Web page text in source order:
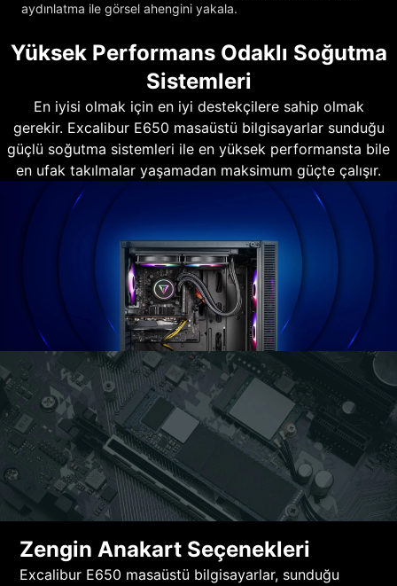
aydınlatma ile görsel ahengini yakala.
Yüksek Performans Odaklı Soğutma
Sistemleri
En iyisi olmak için en iyi destekçilere sahip olmak
gerekir. Excalibur E650 masaüstü bilgisayarlar sunduğu
güçlü soğutma sistemleri ile en yüksek performansta bile
en ufak takılmalar yaşamadan maksimum güçte çalışır.
Zengin Anakart Seçenekleri
Excalibur E650 masaüstü bilgisayarlar, sunduğu